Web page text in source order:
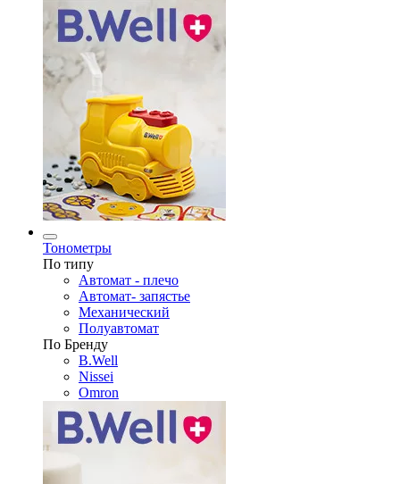
Тонометры
По типу
Автомат - плечо
Автомат- запястье
Механический
Полуавтомат
По Бренду
B.Well
Nissei
Omron